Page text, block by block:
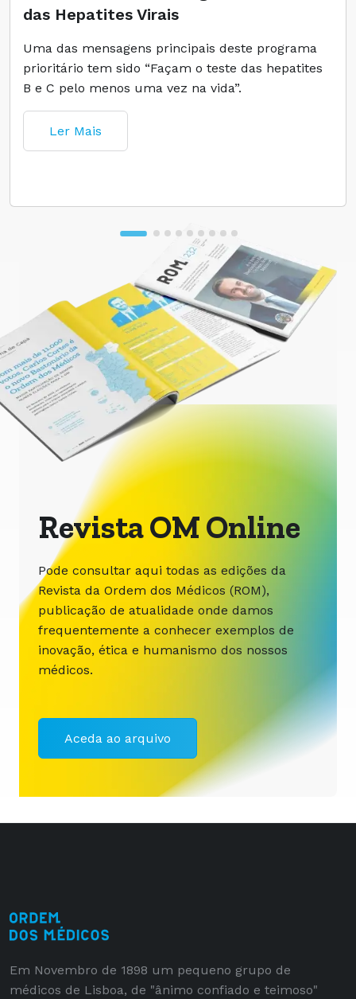
das Hepatites Virais
Uma das mensagens principais deste programa
prioritário tem sido “Façam o teste das hepatites
B e C pelo menos uma vez na vida”.
Ler Mais
Revista OM Online
Pode consultar aqui todas as edições da
Revista da Ordem dos Médicos (ROM),
publicação de atualidade onde damos
frequentemente a conhecer exemplos de
inovação, ética e humanismo dos nossos
médicos.
Aceda ao arquivo
Em Novembro de 1898 um pequeno grupo de
médicos de Lisboa, de "ânimo confiado e teimoso"